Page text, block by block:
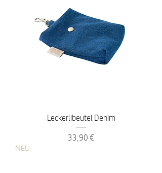
Leckerlibeutel Denim
Preis
33,90 €
NEU